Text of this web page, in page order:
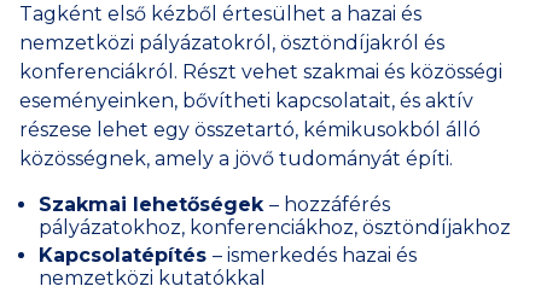
Tagként első kézből értesülhet a hazai és
nemzetközi pályázatokról, ösztöndíjakról és
konferenciákról. Részt vehet szakmai és közösségi
eseményeinken, bővítheti kapcsolatait, és aktív
részese lehet egy összetartó, kémikusokból álló
közösségnek, amely a jövő tudományát építi.
Szakmai lehetőségek – hozzáférés
pályázatokhoz, konferenciákhoz, ösztöndíjakhoz
Kapcsolatépítés – ismerkedés hazai és
nemzetközi kutatókkal